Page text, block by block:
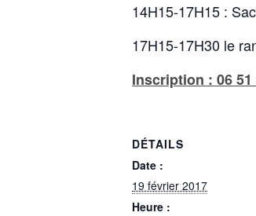
14H15-17H15 :
17H15-17H30 le
Inscription : 06 51
DÉTAILS
Date :
19 février 2017
Heure :